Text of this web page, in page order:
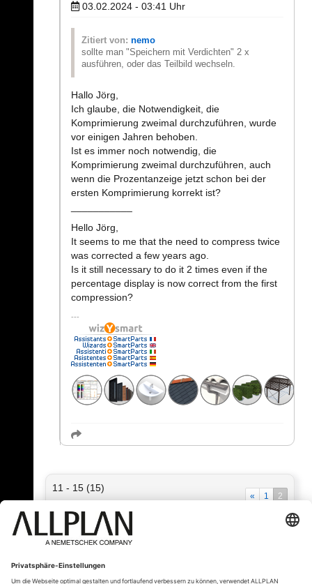
03.02.2024 - 03:41 Uhr
Zitiert von: nemo
sollte man "Speichern mit Verdichten" 2 x
ausführen, oder das Teilbild wechseln.
Hallo Jörg,
Ich glaube, die Notwendigkeit, die
Komprimierung zweimal durchzuführen, wurde
vor einigen Jahren behoben.
Ist es immer noch notwendig, die
Komprimierung zweimal durchzuführen, auch
wenn die Prozentanzeige jetzt schon bei der
ersten Komprimierung korrekt ist?
Hello Jörg,
It seems to me that the need to compress twice
was corrected a few years ago.
Is it still necessary to do it 2 times even if the
percentage display is now correct from the first
compression?
11 - 15 (15)
« 1 2
« Zurück